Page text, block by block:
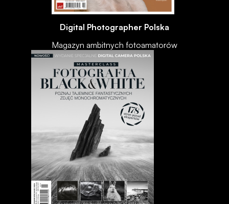
Digital Photographer Polska
Magazyn ambitnych fotoamatorów